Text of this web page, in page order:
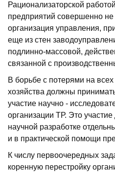
Рационализаторской
предприятий совершенно
организация управления,
еще из стен
подлинно-массовой,
связанной с
В борьбе с потерями на всех
хозяйства должны
участие научно -
организации ТР. Это
научной разработке
и в практической помощи
К числу первоочередных
коренную перестройку